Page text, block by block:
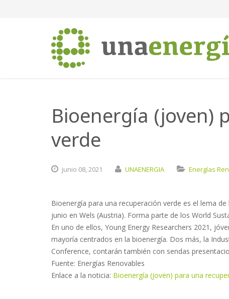
Bioenergía (joven)
verde
junio 08,2021 UNAENERGIA Energías
Bioenergía para una recuperación verde es el lema
junio en Wels (Austria). Forma parte de los World
En uno de ellos, Young Energy Researchers 2021,
mayoría centrados en la bioenergía. Dos más, la
Conference, contarán también con sendas
Fuente: Energías Renovables
Enlace a la noticia: Bioenergía (joven) para una